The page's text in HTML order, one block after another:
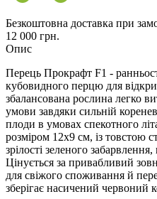
Безкоштовна доставка при
12 000 грн.
Опис
Перець Прокрафт F1 -
кубовидного перцю для
збалансована рослина легко
умови завдяки сильній
плоди в умовах спекотного
розміром 12х9 см, із товстою
зрілості зеленого
Цінується за привабливий
для свіжого споживання й
зберігає насичений червоний